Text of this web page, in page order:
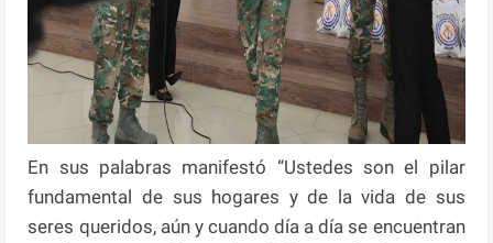
En sus palabras manifestó “Ustedes son el pilar
fundamental de sus hogares y de la vida de sus
seres queridos, aún y cuando día a día se encuentran